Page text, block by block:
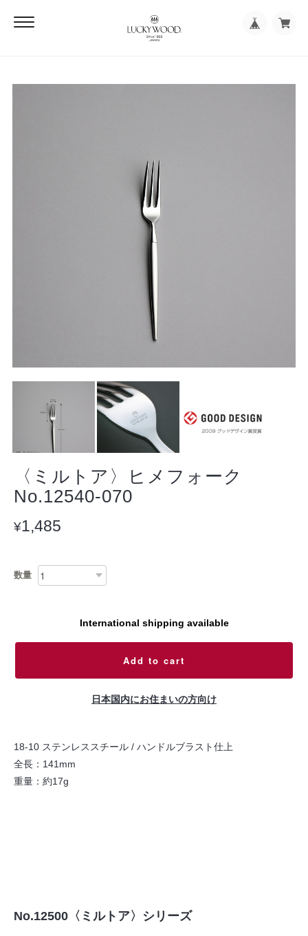
〈ミルトア〉ヒメフォーク
No.12540-070
¥1,485
数量
International shipping available
Add to cart
日本国内にお住まいの方向け
18-10 ステンレススチール / ハンドルブラスト仕上
全長：141mm
重量：約17g
No.12500〈ミルトア〉シリーズ